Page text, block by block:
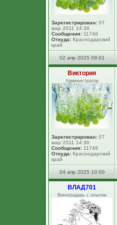
Зарегистрирован: 07
мар 2011 14:36
Сообщения: 11746
Откуда: Краснодарский
край
02 апр 2025 09:01
Виктория
Администратор
Зарегистрирован: 07
мар 2011 14:36
Сообщения: 11746
Откуда: Краснодарский
край
04 апр 2025 10:00
ВЛАД701
Виноградарь с опытом